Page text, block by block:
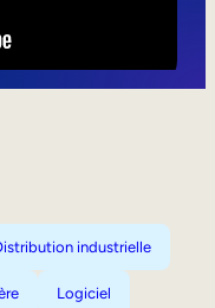
industrielle
Logiciel